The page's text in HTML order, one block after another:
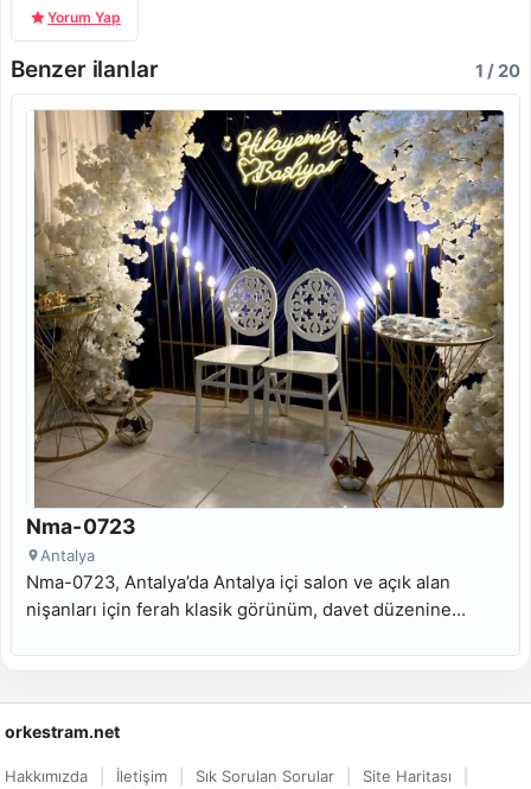
Yorum Yap
Benzer ilanlar 1 / 20
Nma-0723
Antalya
Nma-0723, Antalya’da Antalya içi salon ve açık alan
nişanları için ferah klasik görünüm, davet düzenine
orkestram.net
Hakkımızda İletişim Sık Sorulan Sorular
Site Haritası